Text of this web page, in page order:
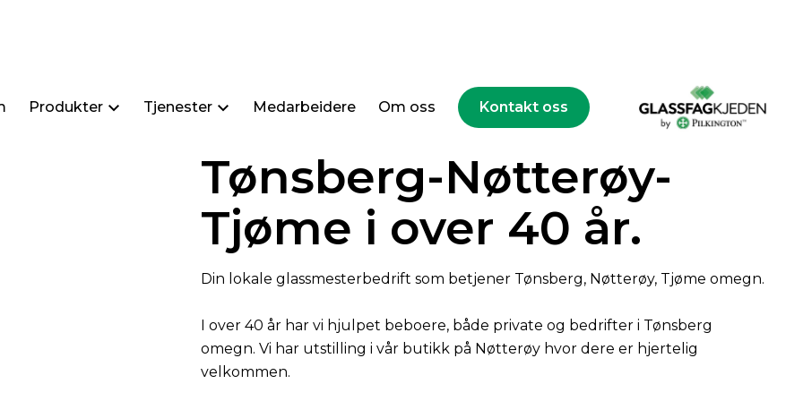
Produkter Tjenester Medarbeidere Om oss Kontakt oss
Glassmester for
Tønsberg-Nøtterøy-
Tjøme i over 40 år.
Din lokale glassmesterbedrift som betjener Tønsberg, Nøtterøy, Tjøme omegn.
I over 40 år har vi hjulpet beboere, både private og bedrifter i Tønsberg
omegn. Vi har utstilling i vår butikk på Nøtterøy hvor dere er hjertelig
velkommen.